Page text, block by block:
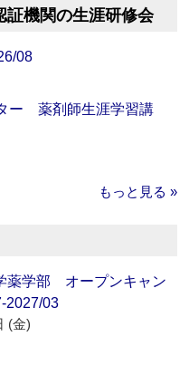
証機関の生涯研修会
08
ー 薬剤師生涯学習講
もっと見る »
薬学部 オープンキャン
03
(金)